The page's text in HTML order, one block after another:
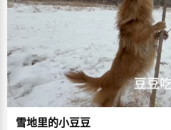
雪地里的小豆豆